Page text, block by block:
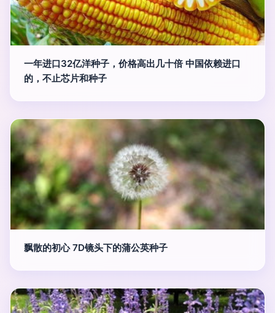
一年进口32亿洋种子，价格高出几十倍 中国依赖进口
的，不止芯片和种子
飘散的初心 7D镜头下的蒲公英种子